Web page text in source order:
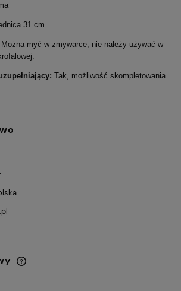
31 cm
Można myć w zmywarce, nie należy używać w
Tak, możliwość skompletowania
ewentualnych kosztów